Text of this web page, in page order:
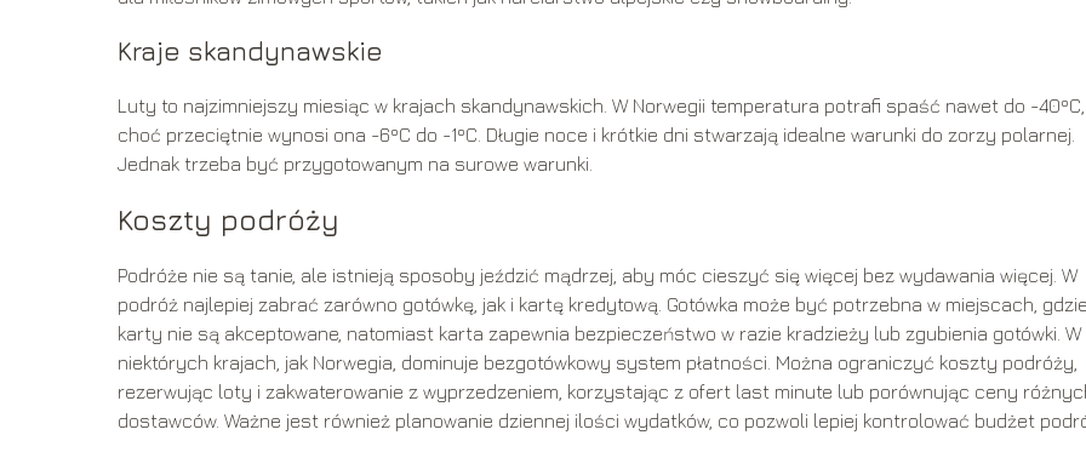
Kraje skandynawskie
Luty to najzimniejszy miesiąc w krajach skandynawskich. W Norwegii temperatura potrafi spaść nawet do -40ºC,
choć przeciętnie wynosi ona -6ºC do -1ºC. Długie noce i krótkie dni stwarzają idealne warunki do zorzy polarnej.
Jednak trzeba być przygotowanym na surowe warunki.
Koszty podróży
Podróże nie są tanie, ale istnieją sposoby jeździć mądrzej, aby móc cieszyć się więcej bez wydawania więcej. W
podróż najlepiej zabrać zarówno gotówkę, jak i kartę kredytową. Gotówka może być potrzebna w miejscach, gdzie
karty nie są akceptowane, natomiast karta zapewnia bezpieczeństwo w razie kradzieży lub zgubienia gotówki. W
niektórych krajach, jak Norwegia, dominuje bezgotówkowy system płatności. Można ograniczyć koszty podróży,
rezerwując loty i zakwaterowanie z wyprzedzeniem, korzystając z ofert last minute lub porównując ceny
dostawców. Ważne jest również planowanie dziennej ilości wydatków, co pozwoli lepiej kontrolować budżet